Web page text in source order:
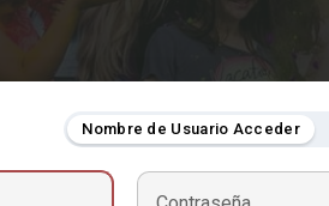
Nombre de Usuario Acceder